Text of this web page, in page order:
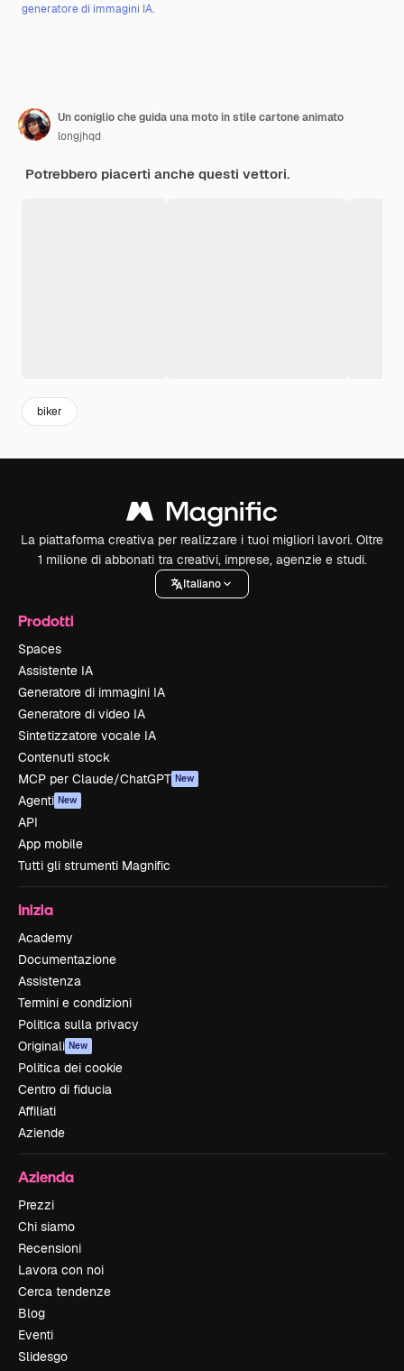
generatore di immagini IA.
Un coniglio che guida una moto in stile cartone animato
longjhqd
Potrebbero piacerti anche questi vettori.
biker
La piattaforma creativa per realizzare i tuoi migliori lavori. Oltre
1 milione di abbonati tra creativi, imprese, agenzie e studi.
Italiano
Prodotti
Spaces
Assistente IA
Generatore di immagini IA
Generatore di video IA
Sintetizzatore vocale IA
Contenuti stock
MCP per Claude/ChatGPT New
Agenti New
API
App mobile
Tutti gli strumenti Magnific
Inizia
Academy
Documentazione
Assistenza
Termini e condizioni
Politica sulla privacy
Originali New
Politica dei cookie
Centro di fiducia
Affiliati
Aziende
Azienda
Prezzi
Chi siamo
Recensioni
Lavora con noi
Cerca tendenze
Blog
Eventi
Slidesgo